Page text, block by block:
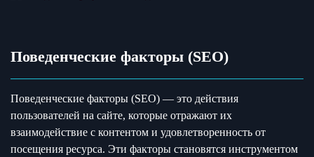
Поведенческие факторы (SEO)
Поведенческие факторы (SEO) — это действия
пользователей на сайте, которые отражают их
взаимодействие с контентом и удовлетворенность от
посещения ресурса. Эти факторы становятся инструментом